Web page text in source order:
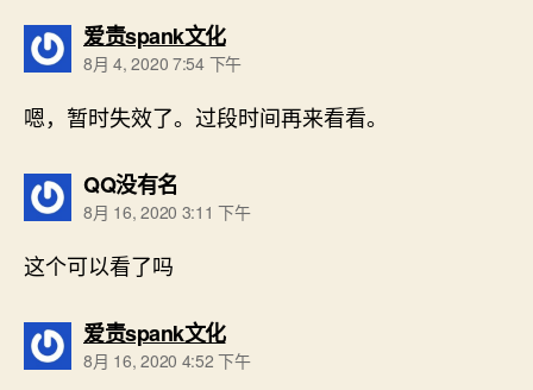
爱责spank文化说：
8月 4, 2020 7:54 下午
嗯，暂时失效了。过段时间再来看看。
QQ没有名
8月 16, 2020 3:11 下午
这个可以看了吗
爱责spank文化说：
8月 16, 2020 4:52 下午